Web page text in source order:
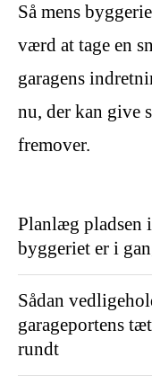
Så mens
værd at tage en
garagens
nu, der kan give
fremover.
Planlæg pladsen
byggeriet er i
Sådan
garageportens
rundt